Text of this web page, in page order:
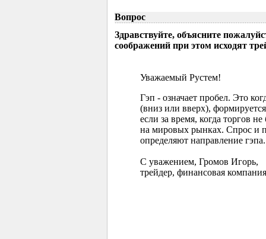
Вопрос
Здравствуйте, объясните
соображений при этом исходят
Уважаемый Рустем!
Гэп - означает пробел. Это
(вниз или вверх),
если за время, когда торгов
на мировых рынках. Спрос и
определяют направление гэпа.
С уважением, Громов Игорь,
трейдер, финансовая